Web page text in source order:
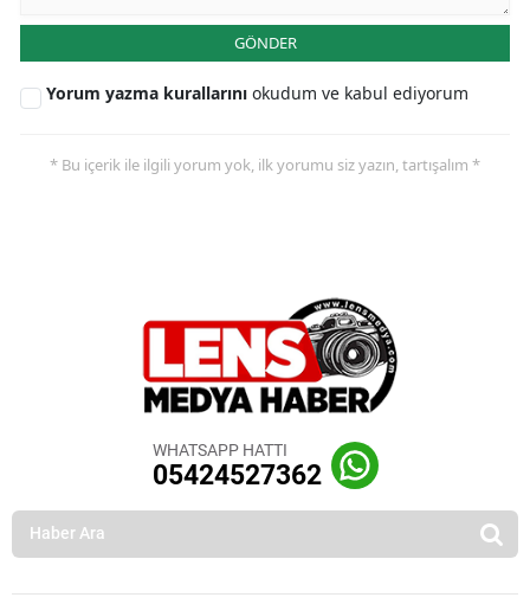
GÖNDER
Yorum yazma kurallarını okudum ve kabul ediyorum
* Bu içerik ile ilgili yorum yok, ilk yorumu siz yazın, tartışalım *
WHATSAPP HATTI
05424527362